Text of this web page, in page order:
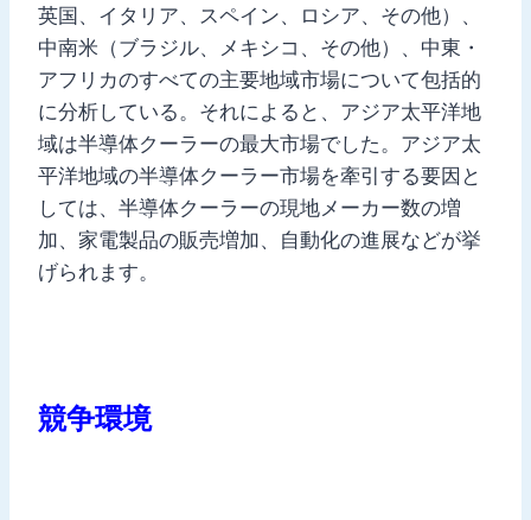
英国、イタリア、スペイン、ロシア、その他）、
中南米（ブラジル、メキシコ、その他）、中東・
アフリカのすべての主要地域市場について包括的
に分析している。それによると、アジア太平洋地
域は半導体クーラーの最大市場でした。アジア太
平洋地域の半導体クーラー市場を牽引する要因と
しては、半導体クーラーの現地メーカー数の増
加、家電製品の販売増加、自動化の進展などが挙
げられます。
競争環境